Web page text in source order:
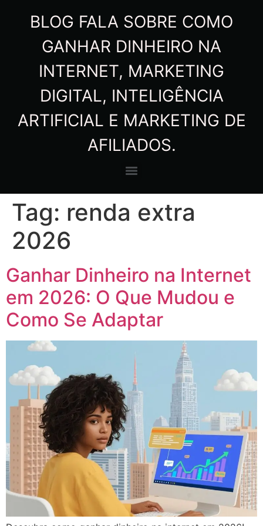
BLOG FALA SOBRE COMO
GANHAR DINHEIRO NA
INTERNET, MARKETING
DIGITAL, INTELIGÊNCIA
ARTIFICIAL E MARKETING DE
AFILIADOS.
Tag: renda extra
2026
Ganhar Dinheiro na Internet
em 2026: O Que Mudou e
Como Se Adaptar